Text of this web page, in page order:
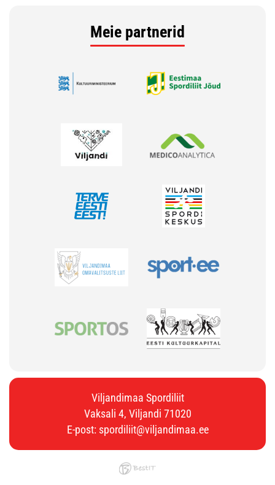
Meie partnerid
Viljandimaa Spordiliit
Vaksali 4, Viljandi 71020
E-post: spordiliit@viljandimaa.ee